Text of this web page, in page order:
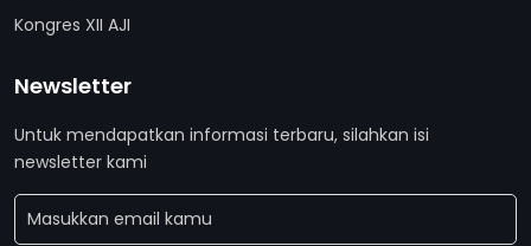
Kongres XII AJI
Newsletter
Untuk mendapatkan informasi terbaru, silahkan isi
newsletter kami